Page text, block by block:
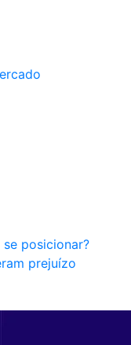
posicionar?
prejuízo